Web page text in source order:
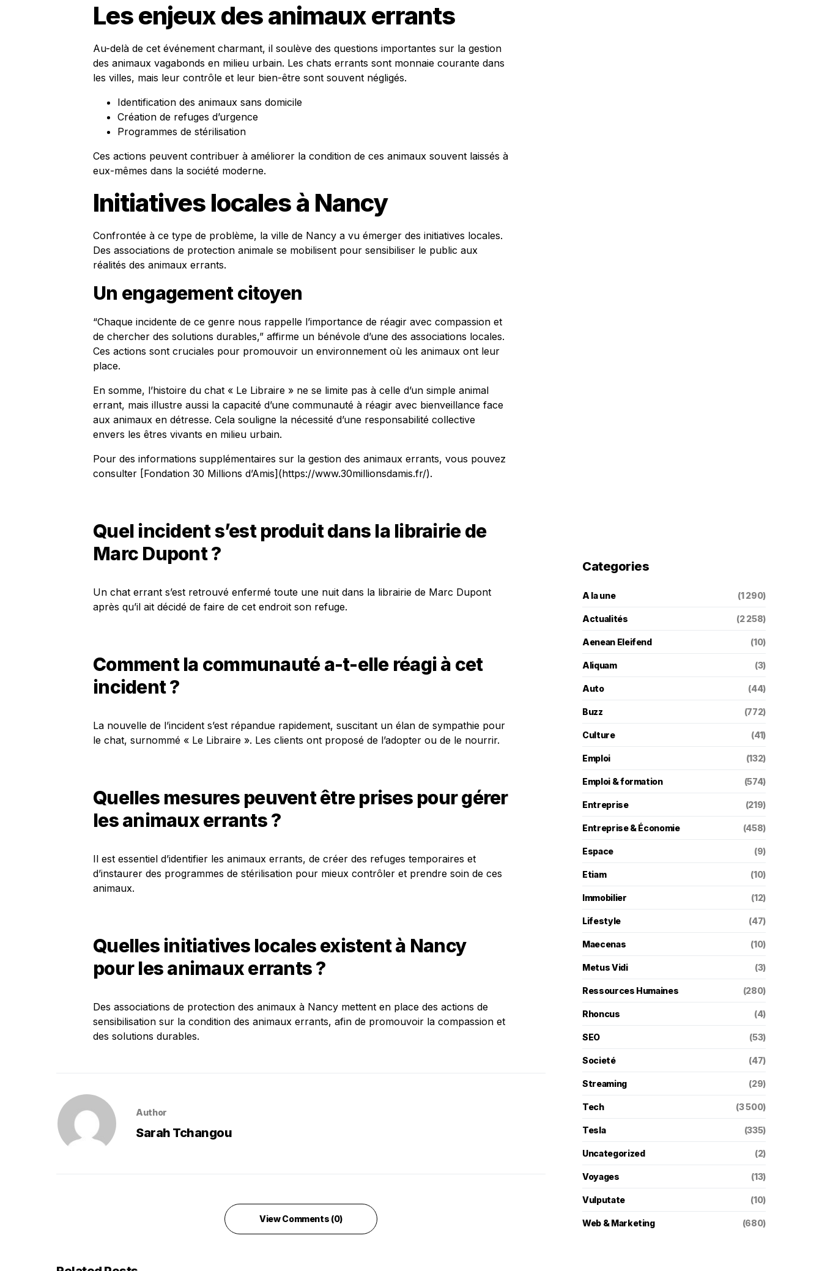
Les enjeux des animaux errants
Au-delà de cet événement charmant, il soulève des questions importantes sur la gestion
des animaux vagabonds en milieu urbain. Les chats errants sont monnaie courante dans
les villes, mais leur contrôle et leur bien-être sont souvent négligés.
Identification des animaux sans domicile
Création de refuges d’urgence
Programmes de stérilisation
Ces actions peuvent contribuer à améliorer la condition de ces animaux souvent laissés à
eux-mêmes dans la société moderne.
Initiatives locales à Nancy
Confrontée à ce type de problème, la ville de Nancy a vu émerger des initiatives locales.
Des associations de protection animale se mobilisent pour sensibiliser le public aux
réalités des animaux errants.
Un engagement citoyen
“Chaque incidente de ce genre nous rappelle l’importance de réagir avec compassion et
de chercher des solutions durables,” affirme un bénévole d’une des associations locales.
Ces actions sont cruciales pour promouvoir un environnement où les animaux ont leur
place.
En somme, l’histoire du chat « Le Libraire » ne se limite pas à celle d’un simple animal
errant, mais illustre aussi la capacité d’une communauté à réagir avec bienveillance face
aux animaux en détresse. Cela souligne la nécessité d’une responsabilité collective
envers les êtres vivants en milieu urbain.
Pour des informations supplémentaires sur la gestion des animaux errants, vous pouvez
consulter [Fondation 30 Millions d’Amis](https://www.30millionsdamis.fr/).
Quel incident s’est produit dans la librairie de
Marc Dupont ?
Un chat errant s’est retrouvé enfermé toute une nuit dans la librairie de Marc Dupont
après qu’il ait décidé de faire de cet endroit son refuge.
Comment la communauté a-t-elle réagi à cet
incident ?
La nouvelle de l’incident s’est répandue rapidement, suscitant un élan de sympathie pour
le chat, surnommé « Le Libraire ». Les clients ont proposé de l’adopter ou de le nourrir.
Quelles mesures peuvent être prises pour gérer
les animaux errants ?
Il est essentiel d’identifier les animaux errants, de créer des refuges temporaires et
d’instaurer des programmes de stérilisation pour mieux contrôler et prendre soin de ces
animaux.
Quelles initiatives locales existent à Nancy
pour les animaux errants ?
Des associations de protection des animaux à Nancy mettent en place des actions de
sensibilisation sur la condition des animaux errants, afin de promouvoir la compassion et
des solutions durables.
Author
Sarah Tchangou
View Comments (0)
Categories
A la une (1 290)
Actualités (2 258)
Aenean Eleifend (10)
Aliquam (3)
Auto (44)
Buzz (772)
Culture (41)
Emploi (132)
Emploi & formation (574)
Entreprise (219)
Entreprise & Économie (458)
Espace (9)
Etiam (10)
Immobilier (12)
Lifestyle (47)
Maecenas (10)
Metus Vidi (3)
Ressources Humaines (280)
Rhoncus (4)
SEO (53)
Societé (47)
Streaming (29)
Tech (3 500)
Tesla (335)
Uncategorized (2)
Voyages (13)
Vulputate (10)
Web & Marketing (680)